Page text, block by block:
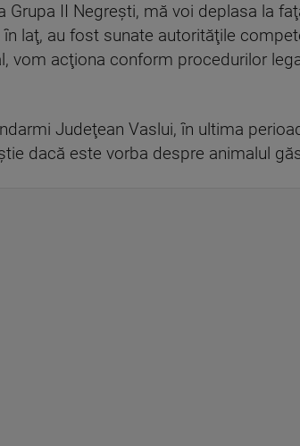
II Negreşti, mă voi deplasa la
laţ, au fost sunate autorităţile
vom acţiona conform procedurilor
Judeţean Vaslui, în ultima
dacă este vorba despre animalul